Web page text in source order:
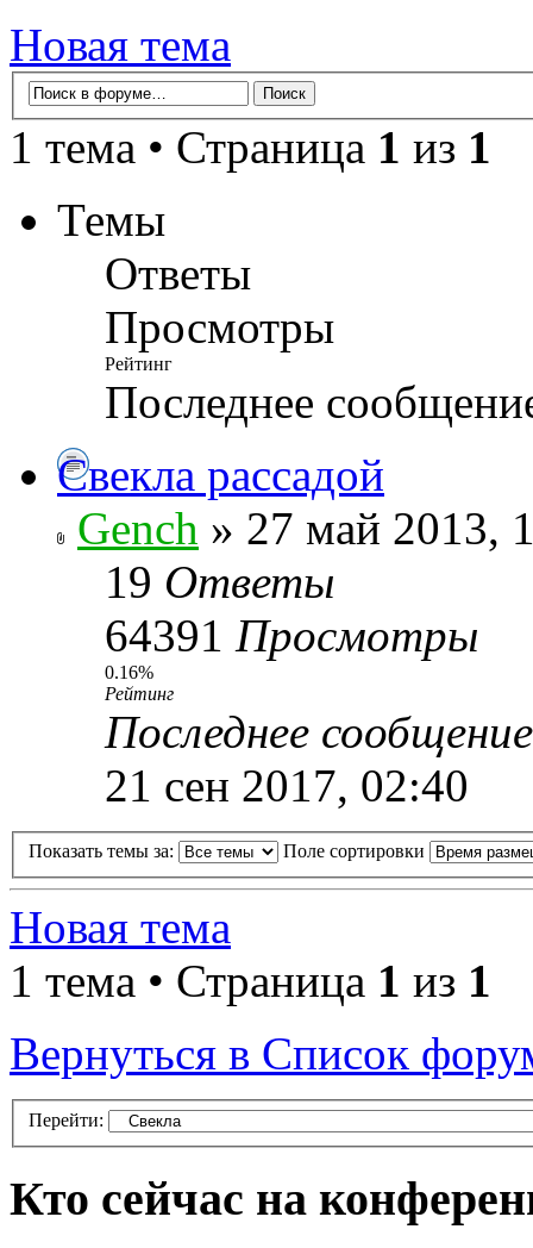
Новая тема
1 тема • Страница 1 из 1
Темы
Ответы
Просмотры
Рейтинг
Последнее
Свекла рассадой
Gench » 27 май 2013,
19 Ответы
64391 Просмотры
0.16%
Рейтинг
Последнее
21 сен 2017, 02:40
Показать темы за: Поле сортировки
Новая тема
1 тема • Страница 1 из 1
Вернуться в Список
Перейти:
Кто сейчас на